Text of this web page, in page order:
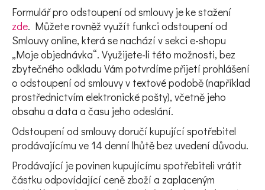
Formulář pro odstoupení od smlouvy je ke stažení
zde. Můžete rovněž využít funkci odstoupení od
Smlouvy online, která se nachází v sekci e-shopu
„Moje objednávka“. Využijete-li této možnosti, bez
zbytečného odkladu Vám potvrdíme přijetí prohlášení
o odstoupení od smlouvy v textové podobě (například
prostřednictvím elektronické pošty), včetně jeho
obsahu a data a času jeho odeslání.
Odstoupení od smlouvy doručí kupující spotřebitel
prodávajícímu ve 14 denní lhůtě bez uvedení důvodu.
Prodávající je povinen kupujícímu spotřebiteli vrátit
částku odpovídající ceně zboží a zaplaceným